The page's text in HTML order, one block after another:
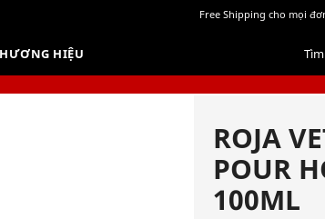
HIỆU
Free Shipping cho mọi
ROJA
POUR
100ML